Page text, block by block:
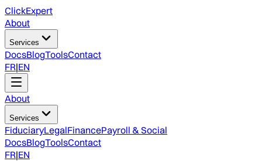
ClickExpert
About
Services
DocsBlogToolsContact
FR|EN
About
Services
FiduciaryLegalFinancePayroll & Social
DocsBlogToolsContact
FR|EN